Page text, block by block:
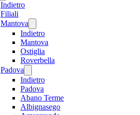
Indietro
Filiali
Mantova
Indietro
Mantova
Ostiglia
Roverbella
Padova
Indietro
Padova
Abano Terme
Albignasego